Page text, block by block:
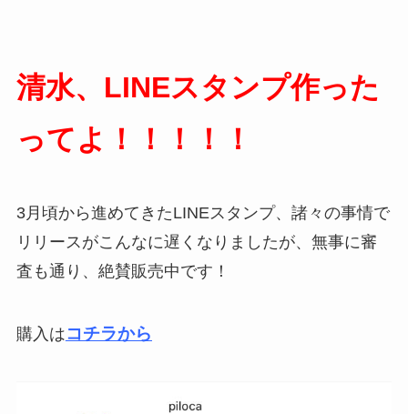
清水、LINEスタンプ作った
ってよ！！！！！
3月頃から進めてきたLINEスタンプ、諸々の事情で
リリースがこんなに遅くなりましたが、無事に審
査も通り、絶賛販売中です！
購入はコチラから